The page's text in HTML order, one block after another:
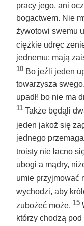
pracy jego, ani
bogactwem. Nie
żywotowi swemu
ciężkie udręc
jednemu; mają
10 Bo jeźli jeden
towarzysza
upadł! bo nie ma
11 Także będąli
jeden jakoż się
jednego
troisty nie łacno
ubogi a mądry,
umie przyjmować
wychodzi, aby
zubożeć może. 15
którzy chodzą